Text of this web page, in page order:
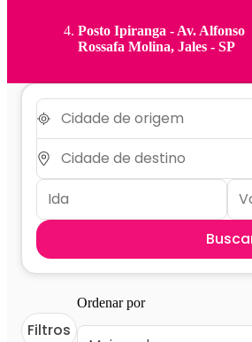
Posto Ipiranga - Av. Alfonso
Rossafa Molina, Jales - SP
Filtros
Ordenar por